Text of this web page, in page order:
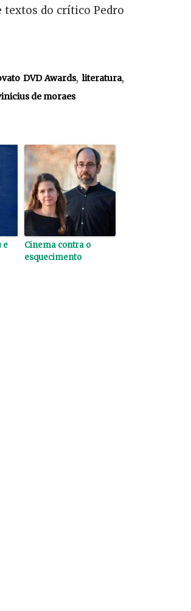
textos do crítico Pedro
DVD Awards,literatura,
de moraes
e
Cinema contra o
esquecimento